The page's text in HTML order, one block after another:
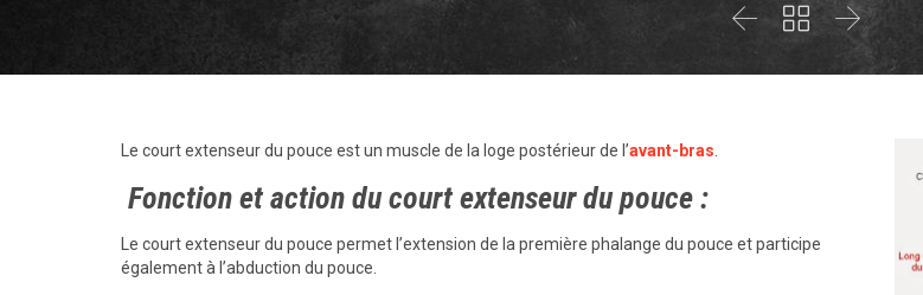
  
Le court extenseur du pouce est un muscle de la loge postérieur de l’avant-bras
Fonction et action du court extenseur du pouce :
Le court extenseur du pouce permet l’extension de la première phalange du pouce et participe
également à l’abduction du pouce.